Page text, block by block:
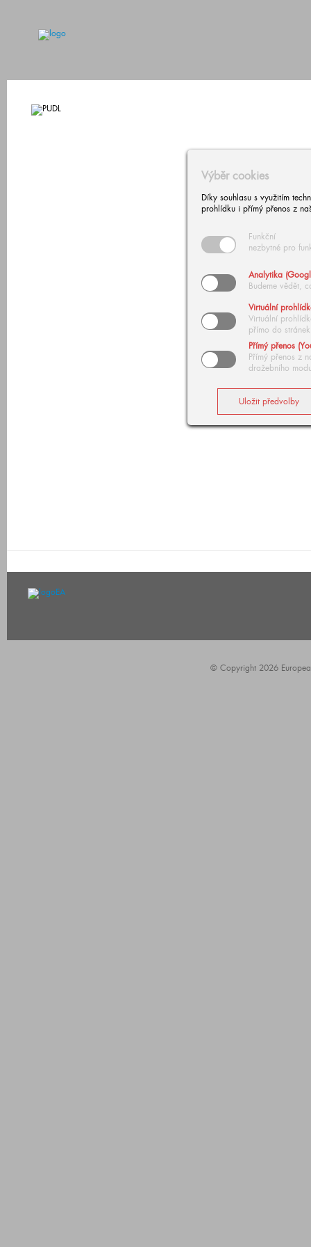
Výběr cookies
Díky souhlasu s využitím
prohlídku i přímý přenos z
Funkční
nezbytné pro
Analytika
Budeme vědět,
Virtuální
Virtuální
přímo do stránek
Přímý přenos
Přímý přenos z
dražebního
© Copyright 2026